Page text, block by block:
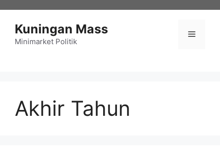
Kuningan Mass
Minimarket Politik
Menu
Akhir Tahun